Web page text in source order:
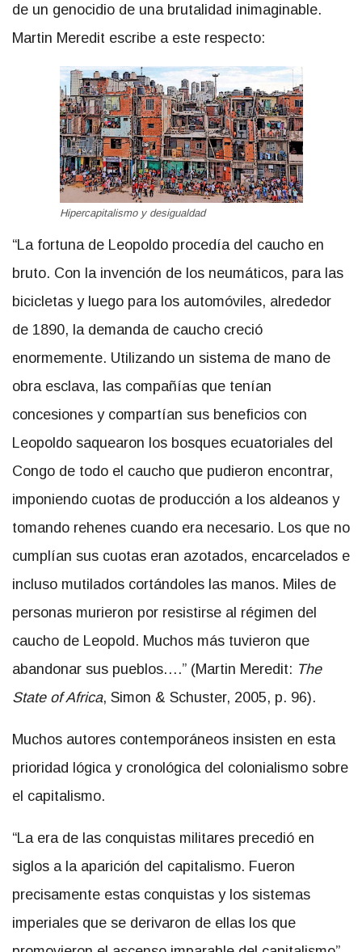
de un genocidio de una brutalidad inimaginable.
Martin Meredit escribe a este respecto:
Hipercapitalismo y desigualdad
“La fortuna de Leopoldo procedía del caucho en
bruto. Con la invención de los neumáticos, para las
bicicletas y luego para los automóviles, alrededor
de 1890, la demanda de caucho creció
enormemente. Utilizando un sistema de mano de
obra esclava, las compañías que tenían
concesiones y compartían sus beneficios con
Leopoldo saquearon los bosques ecuatoriales del
Congo de todo el caucho que pudieron encontrar,
imponiendo cuotas de producción a los aldeanos y
tomando rehenes cuando era necesario. Los que no
cumplían sus cuotas eran azotados, encarcelados e
incluso mutilados cortándoles las manos. Miles de
personas murieron por resistirse al régimen del
caucho de Leopold. Muchos más tuvieron que
abandonar sus pueblos….” (Martin Meredit: The
State of Africa, Simon & Schuster, 2005, p. 96).
Muchos autores contemporáneos insisten en esta
prioridad lógica y cronológica del colonialismo sobre
el capitalismo.
“La era de las conquistas militares precedió en
siglos a la aparición del capitalismo. Fueron
precisamente estas conquistas y los sistemas
imperiales que se derivaron de ellas los que